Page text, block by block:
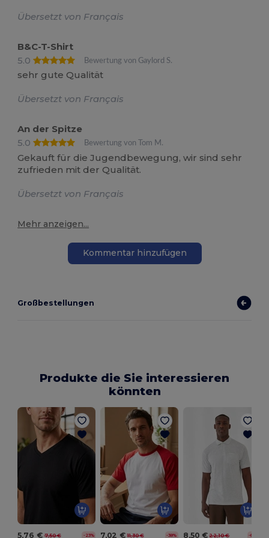
Übersetzt von Français
B&C-T-Shirt
5.0
Bewertung von Gaylord S.
sehr gute Qualität
Übersetzt von Français
An der Spitze
5.0
Bewertung von Tom M.
Gekauft für die Jugendbewegung, wir sind sehr
zufrieden mit der Qualität.
Übersetzt von Français
Mehr anzeigen...
Kommentar hinzufügen
Großbestellungen
Produkte die Sie interessieren
könnten
5,76 € 7,50 € -23% 7,02 € 11,30 € -38% 8,50 € 22,10 € -62%